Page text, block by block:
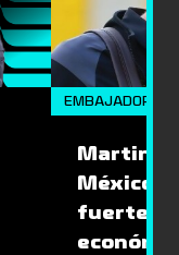
EMBAJADORES
Martin
México:
fuerte